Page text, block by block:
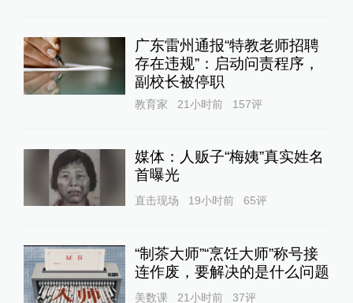
广东雷州通报“特教老师招聘
存在违规”：启动问责程序，
副校长被停职
教育家 21小时前 157评
媒体：人贩子“梅姨”真实姓名
首曝光
直击现场 19小时前 65评
“制茶大师”“烹饪大师”称号接
连作废，要解决的是什么问题
美数课 21小时前 37评